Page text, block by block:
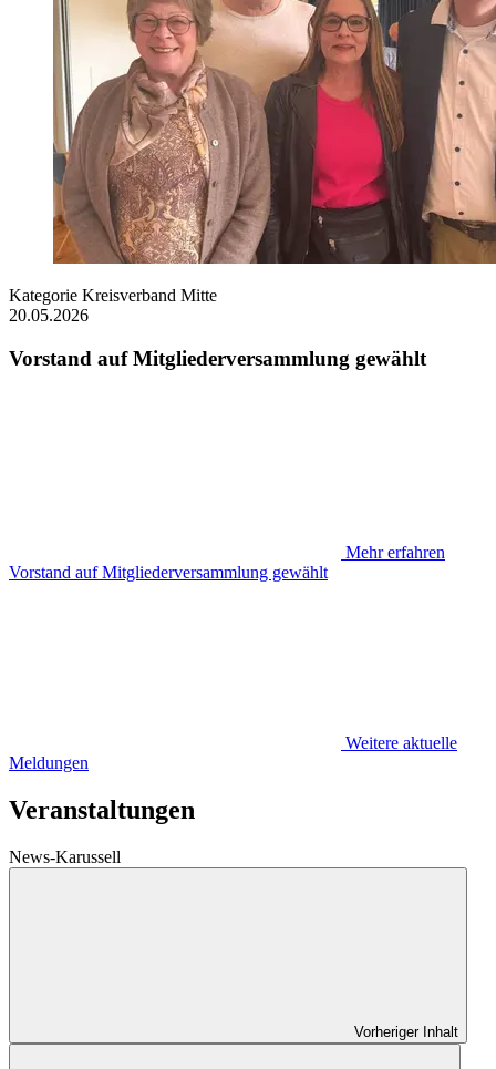
Kategorie Kreisverband Mitte
20.05.2026
Vorstand auf Mitgliederversammlung gewählt
Mehr erfahren
Vorstand auf Mitgliederversammlung gewählt
Weitere aktuelle
Meldungen
Veranstaltungen
News-Karussell
Vorheriger Inhalt